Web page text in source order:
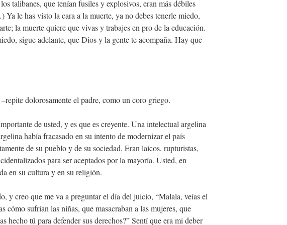
talibanes, que tenían fusiles y explosivos, eran más débiles
le has visto la cara a la muerte, ya no debes tenerle miedo,
la muerte quiere que vivas y trabajes en pro de la educación.
sigue adelante, que Dios y la gente te acompaña. Hay que
dolorosamente el padre, como un coro griego.
de usted, y es que es creyente. Una intelectual argelina
había fracasado en su intento de modernizar el país
de su pueblo y de su sociedad. Eran laicos, rupturistas,
para ser aceptados por la mayoría. Usted, en
en su cultura y en su religión.
y creo que me va a preguntar el día del juicio, “Malala, veías el
cómo sufrían las niñas, que masacraban a las mujeres, que
hecho tú para defender sus derechos?” Sentí que era mi deber